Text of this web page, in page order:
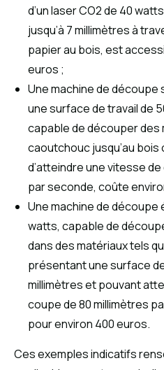
d’un laser CO2 de 40
jusqu’à 7 millimètres à
papier au bois, est
euros ;
Une machine de
une surface de travail de
capable de découper des
caoutchouc jusqu’au bois
d’atteindre une vitesse
par seconde, coûte
Une machine de découpe
watts, capable de
dans des matériaux tels
présentant une surface
millimètres et pouvant
coupe de 80 millimètres
pour environ 400 euros.
Ces exemples indicatifs